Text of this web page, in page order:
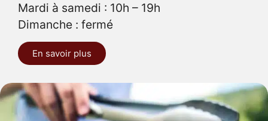
Mardi à samedi : 10h – 19h
Dimanche : fermé
En savoir plus